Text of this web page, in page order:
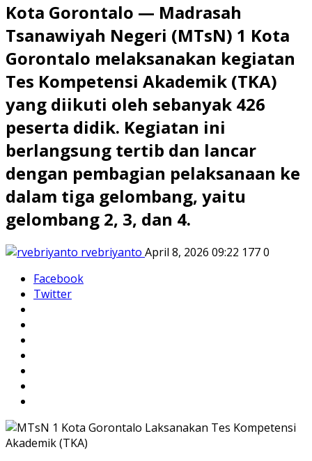
Kota Gorontalo — Madrasah
Tsanawiyah Negeri (MTsN) 1 Kota
Gorontalo melaksanakan kegiatan
Tes Kompetensi Akademik (TKA)
yang diikuti oleh sebanyak 426
peserta didik. Kegiatan ini
berlangsung tertib dan lancar
dengan pembagian pelaksanaan ke
dalam tiga gelombang, yaitu
gelombang 2, 3, dan 4.
rvebriyanto April 8, 2026 09:22 1770
Facebook
Twitter